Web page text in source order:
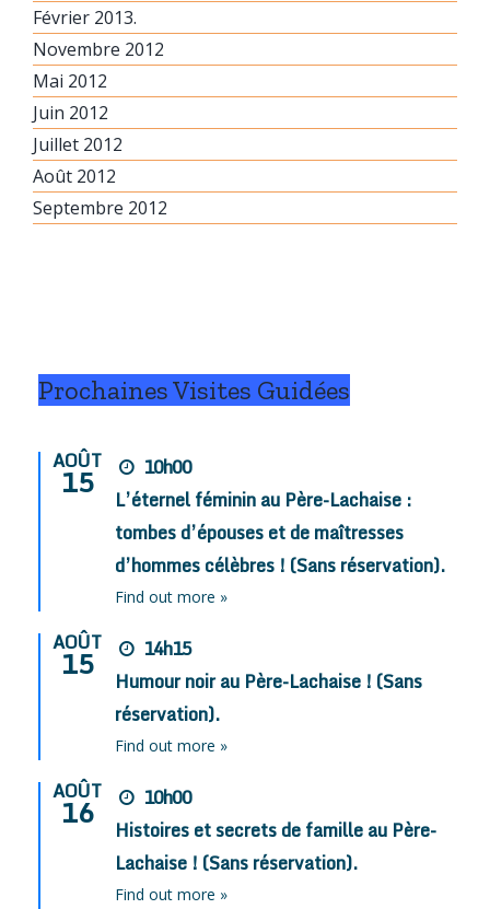
Février 2013.
Novembre 2012
Mai 2012
Juin 2012
Juillet 2012
Août 2012
Septembre 2012
Prochaines Visites Guidées
AOÛT
15
10h00
L’éternel féminin au Père-Lachaise :
tombes d’épouses et de maîtresses
d’hommes célèbres ! (Sans réservation).
Find out more »
AOÛT
15
14h15
Humour noir au Père-Lachaise ! (Sans
réservation).
Find out more »
AOÛT
16
10h00
Histoires et secrets de famille au Père-
Lachaise ! (Sans réservation).
Find out more »